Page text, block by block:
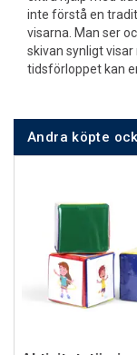
inte förstå en
visarna. Man ser
skivan synligt
tidsförloppet kan
Andra köpte